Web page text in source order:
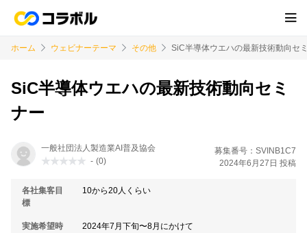
ホーム ウェビナーテーマ その他 SiC半導体ウエハの最新技術動向セ
SiC半導体ウエハの最新技術動向セミ
ナー
一般社団法人製造業AI普及協会
- (0)
募集番号：SVINB1C7
2024年6月27日 投稿
各社集客目
標
10から20人くらい
実施希望時
2024年7月下旬〜8月にかけて